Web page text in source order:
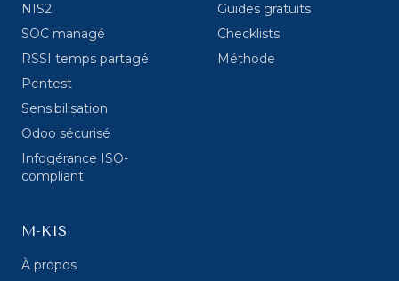
NIS2
SOC managé
RSSI temps partagé
Pentest
Sensibilisation
Odoo sécurisé
Infogérance ISO-
compliant
Guides gratuits
Checklists
Méthode
M-KIS
À propos